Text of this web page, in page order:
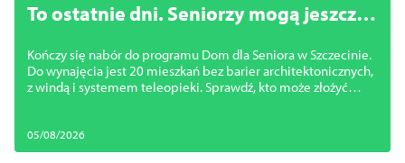
To ostatnie dni. Seniorzy mogą jeszcze
centrum Szczecina
Kończy się nabór do programu Dom dla Seniora w Szczecinie.
Do wynajęcia jest 20 mieszkań bez barier architektonicznych,
z windą i systemem teleopieki. Sprawdź, kto może złożyć
05/08/2026